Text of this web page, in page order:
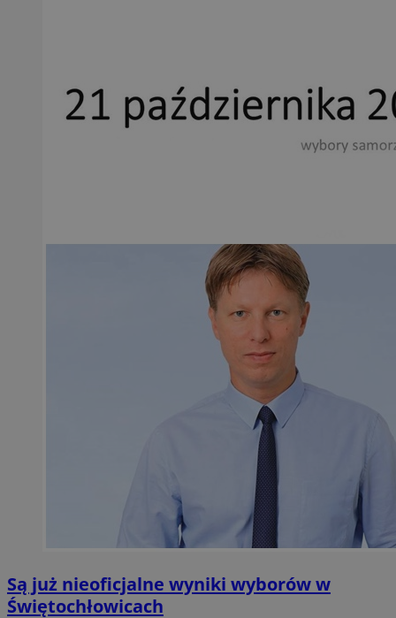
Są już nieoficjalne wyniki wyborów w
Świętochłowicach